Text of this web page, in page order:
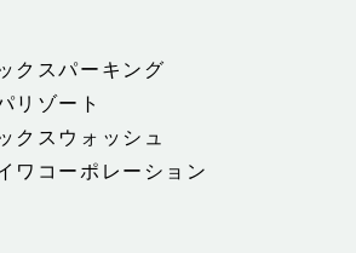
クスパーキング
リゾート
クスウォッシュ
ワコーポレーション